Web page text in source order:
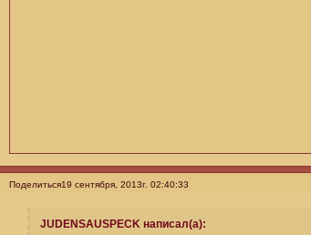
Поделиться19 сентября, 2013г. 02:40:33
JUDENSAUSPECK написал(а):